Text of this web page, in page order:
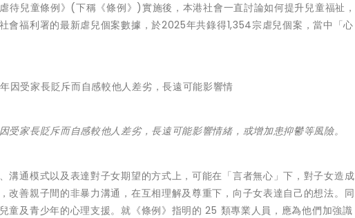
待兒童條例》(下稱《條例》)實施後，本港社會一直討論如何提升兒童福祉，
會福利署的最新虐兒個案數據，於2025年共錄得1,354宗虐兒個案，當中「心
家長貶斥而自感較他人差劣，長遠可能影響情緒，或增加患抑鬱等風險。
溝通模式以及表達對子女期望的方式上，可能在「言者無心」下，對子女造成
改善親子間的非暴力溝通，在互相理解及尊重下，向子女表達自己的想法。同
童及青少年的心理支援。就《條例》指明的 25 類專業人員，應為他們加強識